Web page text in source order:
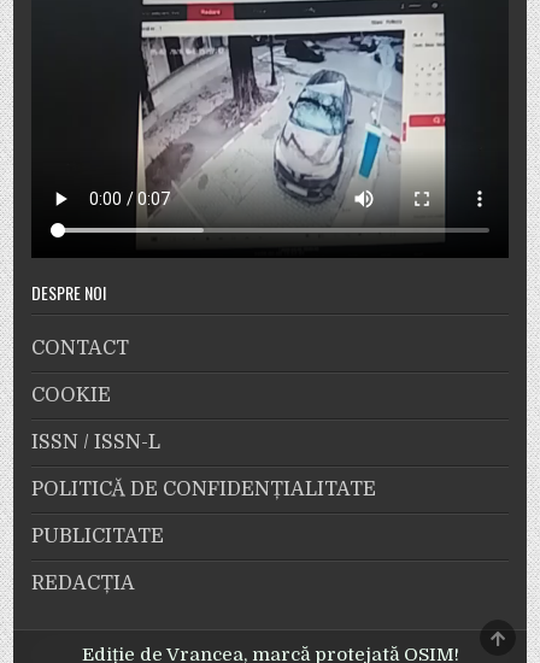
DESPRE NOI
CONTACT
COOKIE
ISSN / ISSN-L
POLITICĂ DE CONFIDENȚIALITATE
PUBLICITATE
REDACȚIA
Ediție de Vrancea, marcă protejată OSIM!